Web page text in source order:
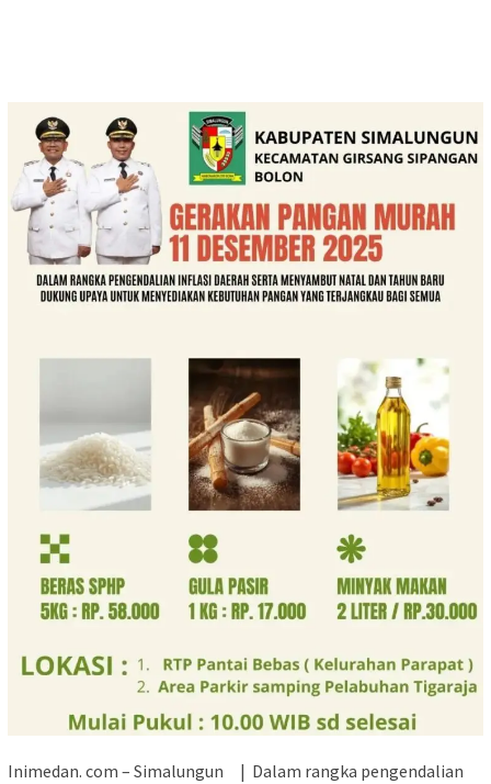
Inimedan. com – Simalungun | Dalam rangka pengendalian